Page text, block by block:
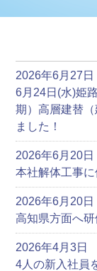
2026年6月27日
6月24日(水)姫
期）高層建替
ました！
2026年6月20日
本社解体工事
2026年6月20日
高知県方面へ研
2026年4月3日
4人の新入社員